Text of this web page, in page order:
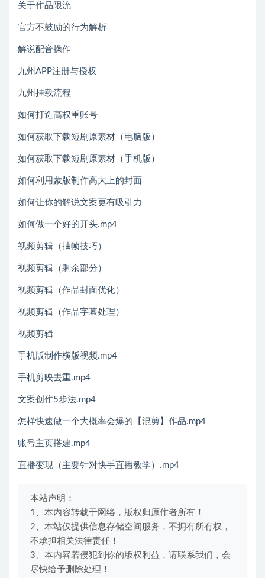
关于作品限流
官方不鼓励的行为解析
解说配音操作
九州APP注册与授权
九州挂载流程
如何打造高权重账号
如何获取下载短剧原素材（电脑版）
如何获取下载短剧原素材（手机版）
如何利用蒙版制作高大上的封面
如何让你的解说文案更有吸引力
如何做一个好的开头.mp4
视频剪辑（抽帧技巧）
视频剪辑（剩余部分）
视频剪辑（作品封面优化）
视频剪辑（作品字幕处理）
视频剪辑
手机版制作横版视频.mp4
手机剪映去重.mp4
文案创作5步法.mp4
怎样快速做一个大概率会爆的【混剪】作品.mp4
账号主页搭建.mp4
直播变现（主要针对快手直播教学）.mp4
本站声明：
1、本内容转载于网络，版权归原作者所有！
2、本站仅提供信息存储空间服务，不拥有所有权，
不承担相关法律责任！
3、本内容若侵犯到你的版权利益，请联系我们，会
尽快给予删除处理！